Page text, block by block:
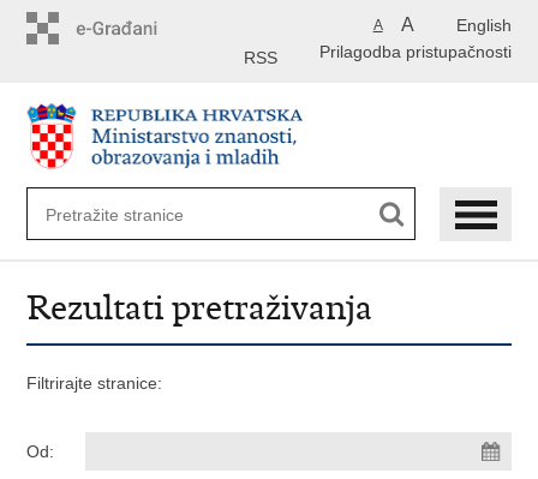
English
A A
Prilagodba pristupačnosti
RSS
Rezultati pretraživanja
Filtrirajte stranice:
Od: